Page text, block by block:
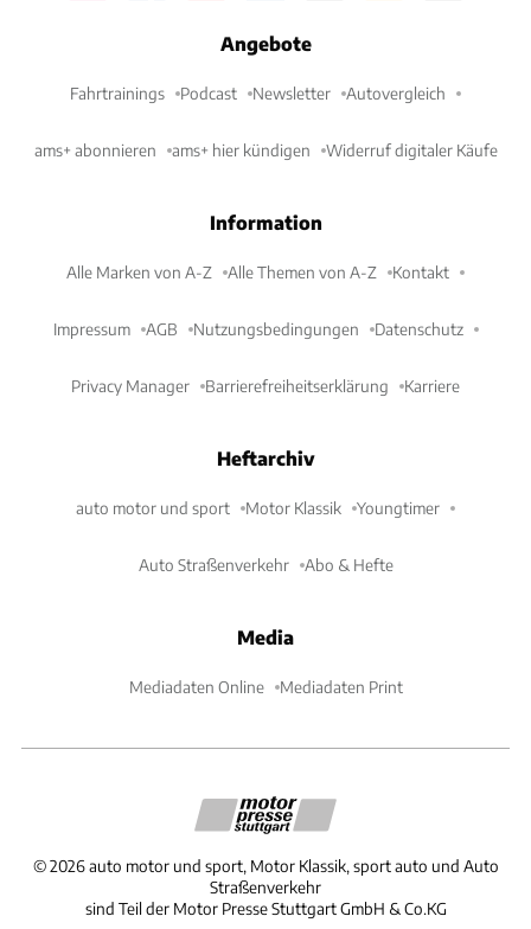
Angebote
Fahrtrainings Podcast Newsletter Autovergleich
ams+ abonnieren ams+ hier kündigen Widerruf digitaler Käufe
Information
Alle Marken von A-Z Alle Themen von A-Z Kontakt
Impressum AGB Nutzungsbedingungen Datenschutz
Privacy Manager Barrierefreiheitserklärung Karriere
Heftarchiv
auto motor und sport Motor Klassik Youngtimer
Auto Straßenverkehr Abo & Hefte
Media
Mediadaten Online Mediadaten Print
©2026 auto motor und sport, Motor Klassik, sport auto und Auto
Straßenverkehr
sind Teil der Motor Presse Stuttgart GmbH & Co.KG